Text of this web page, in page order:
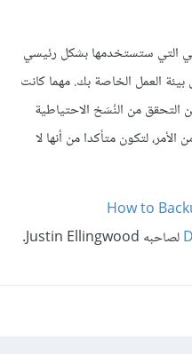
التي ستستخدمها بشكل رئيسي
العمل الخاصة بك. مهما كانت
التحقق من النُسَخ الاحتياطية
لتكون متأكدا من أنها لا
How to
لصاحبه Justin Ellingwood.